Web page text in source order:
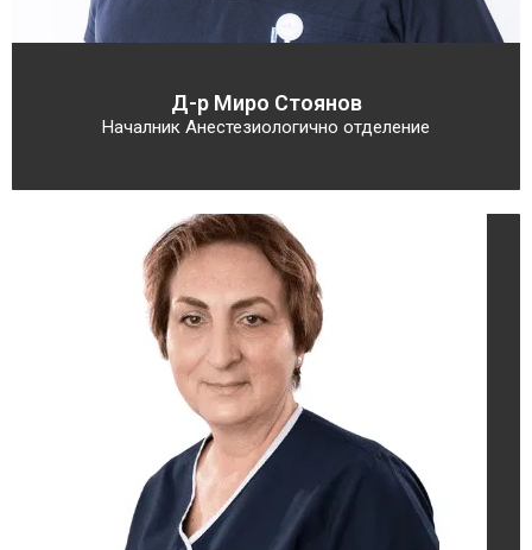
Д-р Миро Стоянов
Началник Анестезиологично отделение